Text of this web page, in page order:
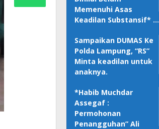
Memenuhi Asas
Keadilan Substansif* …
Sampaikan DUMAS Ke
Polda Lampung, “RS”
Minta keadilan untuk
anaknya.
*Habib Muchdar
Assegaf :
Permohonan
Penangguhan” Ali